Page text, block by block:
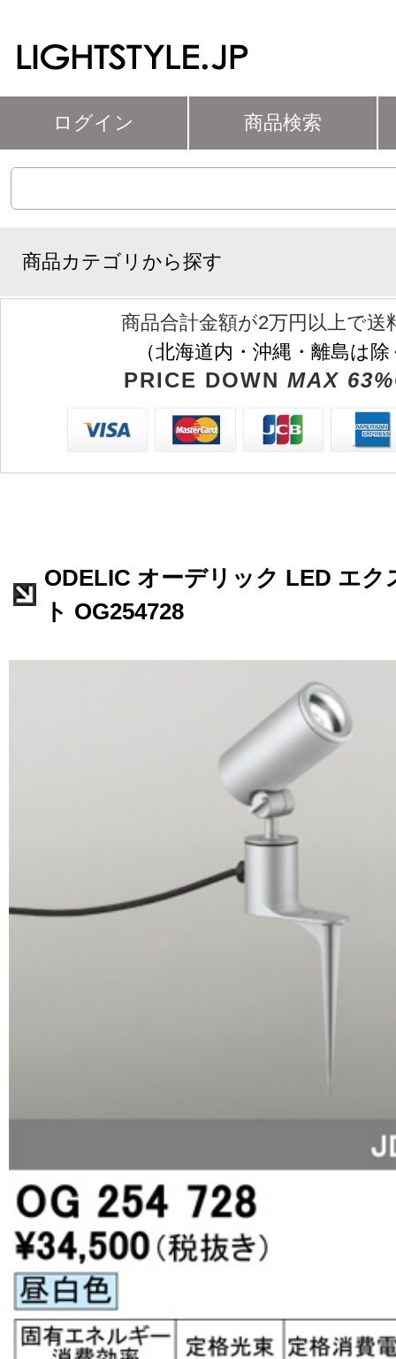
ログイン 商品検索
商品カテゴリから探す
商品合計金額が2万円以上で送
（北海道内・沖縄・離島は
PRICE DOWN MAX
ODELIC オーデリック LED エク
ト OG254728